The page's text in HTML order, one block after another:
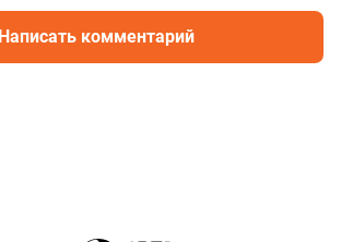
Написать комментарий